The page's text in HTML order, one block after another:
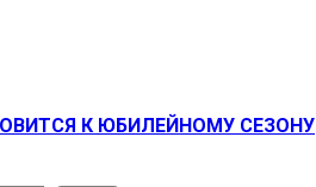
К ЮБИЛЕЙНОМУ СЕЗОНУ